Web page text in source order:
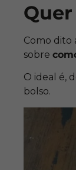
Como dito
sobre
O ideal é,
bolso.